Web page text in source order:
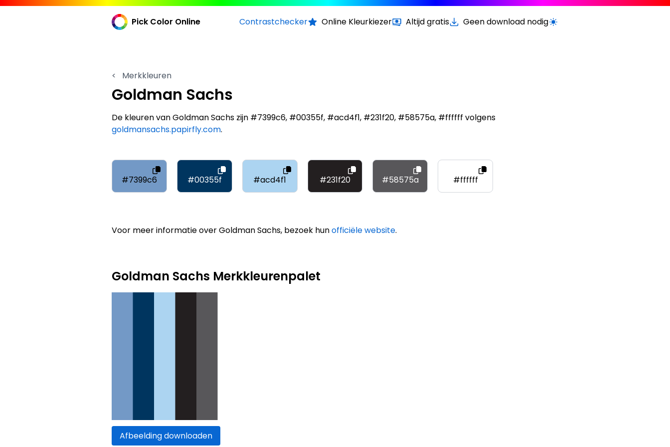
Pick Color Online Contrastchecker Online Kleurkiezer Altijd gratis Geen download nodigSchakel licht/donker modus
< Merkkleuren
Goldman Sachs
De kleuren van Goldman Sachs zijn #7399c6, #00355f, #acd4f1, #231f20, #58575a, #ffffff volgens
goldmansachs.papirfly.com.
#7399c6 #00355f #acd4f1 #231f20 #58575a #ffffff
Voor meer informatie over Goldman Sachs, bezoek hunofficiële website.
Goldman Sachs Merkkleurenpalet
Afbeelding downloaden